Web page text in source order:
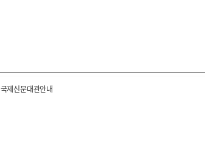
국제신문대관안내